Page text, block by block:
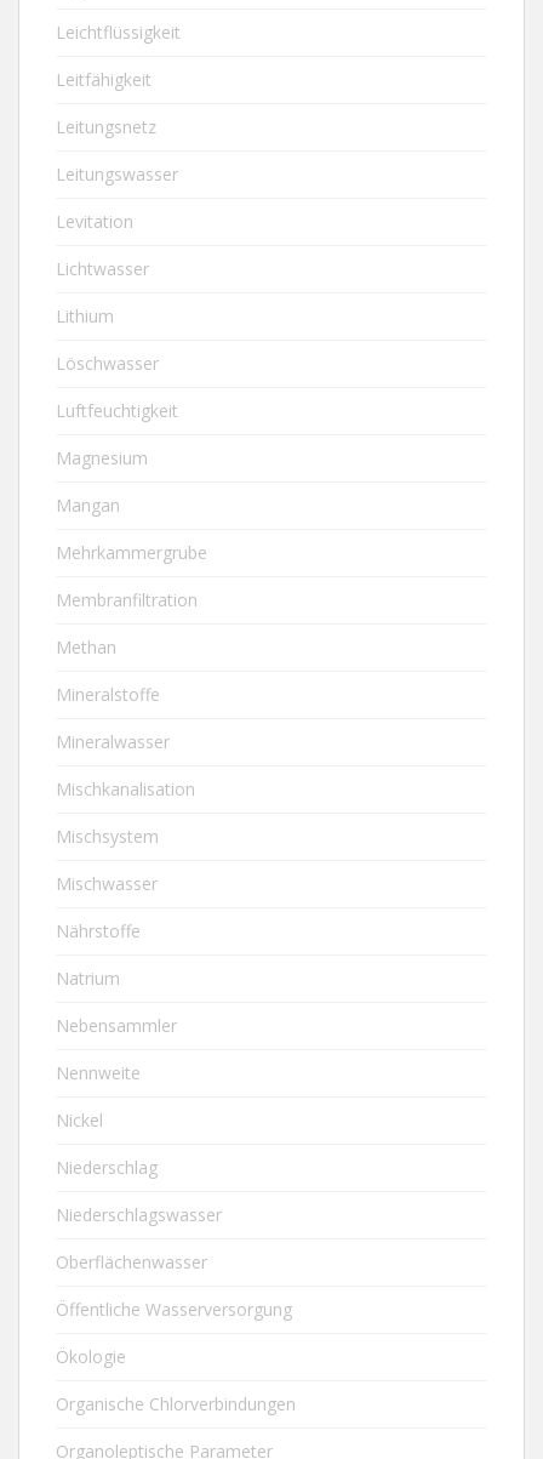
Leichtflüssigkeit
Leitfähigkeit
Leitungsnetz
Leitungswasser
Levitation
Lichtwasser
Lithium
Löschwasser
Luftfeuchtigkeit
Magnesium
Mangan
Mehrkammergrube
Membranfiltration
Methan
Mineralstoffe
Mineralwasser
Mischkanalisation
Mischsystem
Mischwasser
Nährstoffe
Natrium
Nebensammler
Nennweite
Nickel
Niederschlag
Niederschlagswasser
Oberflächenwasser
Öffentliche Wasserversorgung
Ökologie
Organische Chlorverbindungen
Organoleptische Parameter